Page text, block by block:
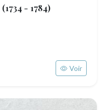
(1734 - 1784)
Voir